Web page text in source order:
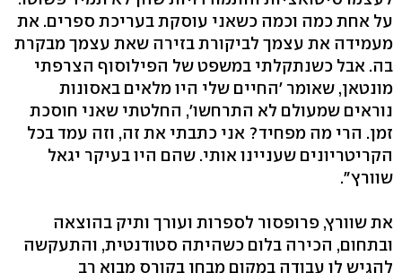
על אחת כמה וכמה כשאני עוסקת בעריכת ספרים. את
מעמידה את עצמך לביקורת בזירה שאת עצמך מבקרת
בה. אבל כשנתקלתי במשפט של הפילוסוף הצרפתי
מונטאן, שאומר 'החיים שלי היו מלאים באסונות
נוראים שמעולם לא התרחשו', החלטתי שאני חוסכת
זמן. הרי מה מפחיד? אני כתבתי את זה, וזה עמד בכל
הקריטריונים שעניינו אותי. שהם היו בעיקר יגאל
שוורץ".
את שוורץ, פרופסור לספרות ועורך ותיק בהוצאה
ובתחום, הכירה בלום כשהיתה סטודנטית, והתעקשה
להגיש לו עבודה במקום מבחן בקורס מבוא רב